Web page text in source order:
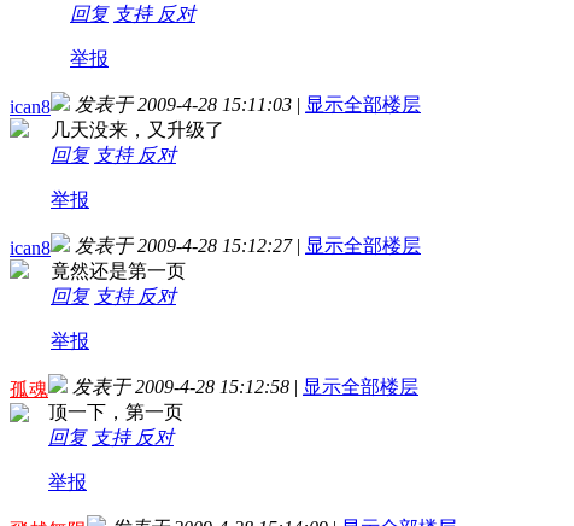
回复 支持 反对
举报
ican8 发表于 2009-4-28 15:11:03 | 显示全部楼层
几天没来，又升级了
回复 支持 反对
举报
ican8 发表于 2009-4-28 15:12:27 | 显示全部楼层
竟然还是第一页
回复 支持 反对
举报
孤魂 发表于 2009-4-28 15:12:58 | 显示全部楼层
顶一下，第一页
回复 支持 反对
举报